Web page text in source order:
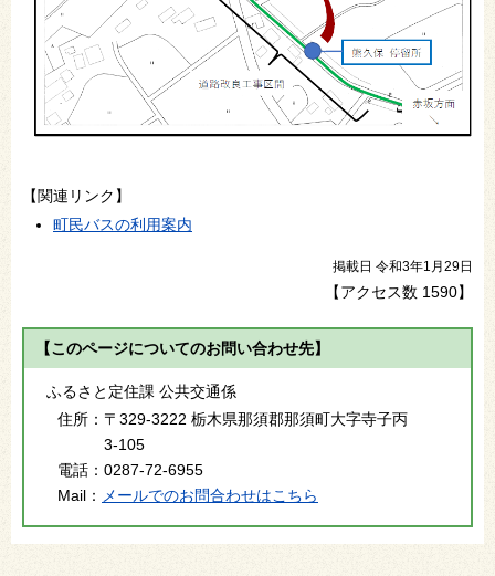
【関連リンク】
町民バスの利用案内
掲載日 令和3年1月29日
【アクセス数 1590】
【このページについてのお問い合わせ先】
ふるさと定住課 公共交通係
住所： 〒329-3222 栃木県那須郡那須町大字寺子丙
3-105
電話： 0287-72-6955
Mail：
メールでのお問合わせはこちら